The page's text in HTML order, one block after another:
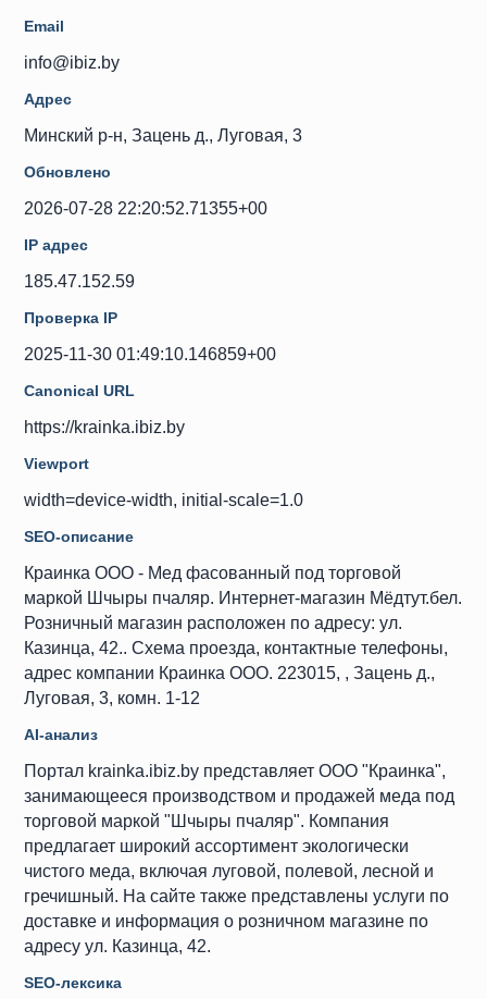
Email
info@ibiz.by
Адрес
Минский р-н, Зацень д., Луговая, 3
Обновлено
2026-07-28 22:20:52.71355+00
IP адрес
185.47.152.59
Проверка IP
2025-11-30 01:49:10.146859+00
Canonical URL
https://krainka.ibiz.by
Viewport
width=device-width, initial-scale=1.0
SEO-описание
Краинка ООО - Мед фасованный под торговой
маркой Шчыры пчаляр. Интернет-магазин Мёдтут.бел.
Розничный магазин расположен по адресу: ул.
Казинца, 42.. Схема проезда, контактные телефоны,
адрес компании Краинка ООО. 223015, , Зацень д.,
Луговая, 3, комн. 1-12
AI-анализ
Портал krainka.ibiz.by представляет ООО "Краинка",
занимающееся производством и продажей меда под
торговой маркой "Шчыры пчаляр". Компания
предлагает широкий ассортимент экологически
чистого меда, включая луговой, полевой, лесной и
гречишный. На сайте также представлены услуги по
доставке и информация о розничном магазине по
адресу ул. Казинца, 42.
SEO-лексика